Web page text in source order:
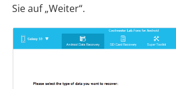
Sie auf „Weiter“.